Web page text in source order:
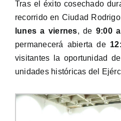
Tras el éxito cosechado
recorrido en Ciudad
lunes a viernes, de 9:00
permanecerá abierta de
visitantes la oportunidad
unidades históricas del